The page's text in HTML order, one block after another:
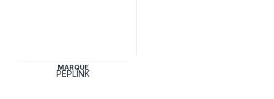
MARQUE
PEPLINK